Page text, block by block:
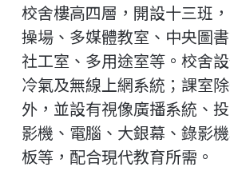
校舍樓高四層，開設十三班
操場、多媒體教室、中央圖
社工室、多用途室等。校舍
冷氣及無線上網系統；課室
外，並設有視像廣播系統、
影機、電腦、大銀幕、錄影
板等，配合現代教育所需。